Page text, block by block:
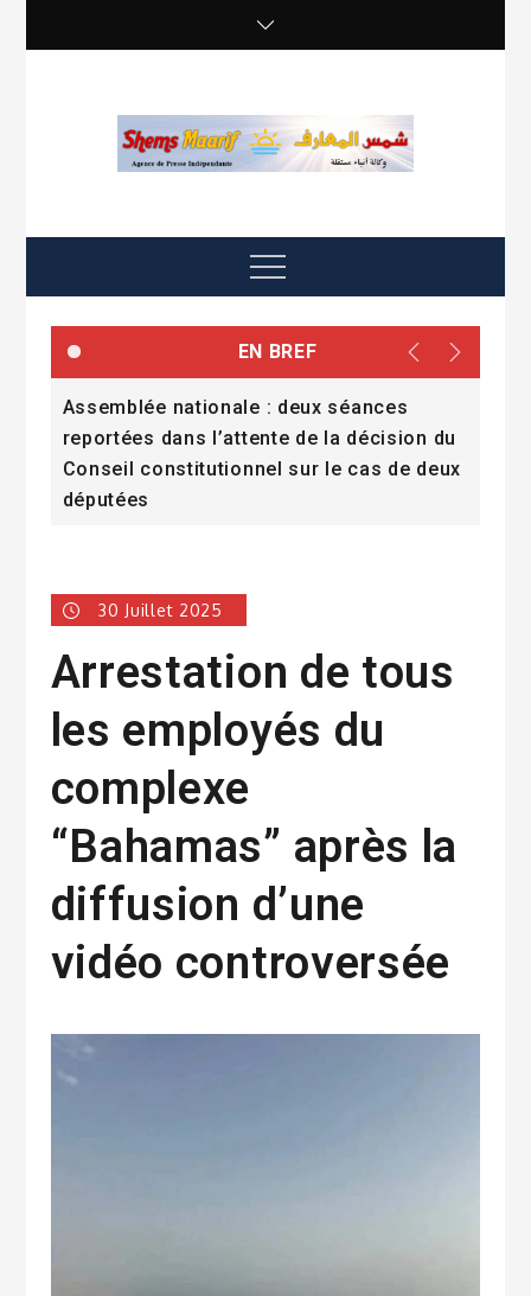
Menu
EN BREF
Assemblée nationale : deux séances
reportées dans l’attente de la décision du
Conseil constitutionnel sur le cas de deux
députées
30 Juillet 2025
Arrestation de tous
les employés du
complexe
“Bahamas” après la
diffusion d’une
vidéo controversée